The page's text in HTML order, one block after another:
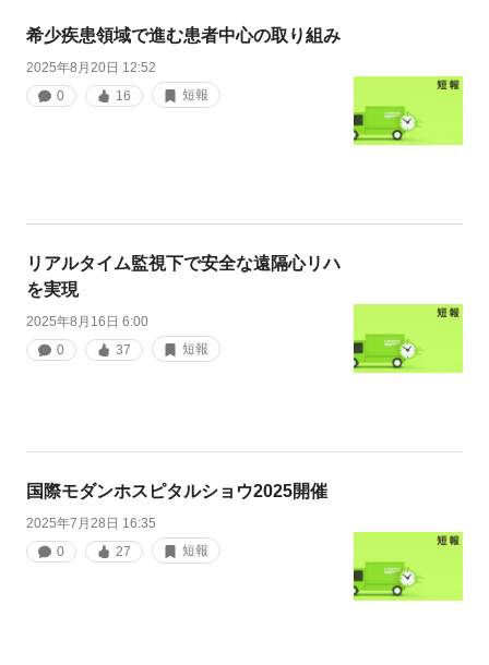
希少疾患領域で進む患者中心の取り組み
2025年8月20日 12:52
0
16 短報
リアルタイム監視下で安全な遠隔心リハ
を実現
2025年8月16日 6:00
0
37 短報
国際モダンホスピタルショウ2025開催
2025年7月28日 16:35
0
27 短報